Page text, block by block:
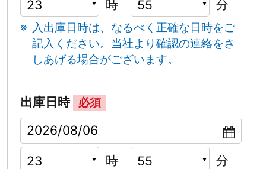
時 分
入出庫日時は、なるべく正確な日時をご
記入ください。 当社より確認の連絡をさ
しあげる場合がございます。
出庫日時 必須
時 分